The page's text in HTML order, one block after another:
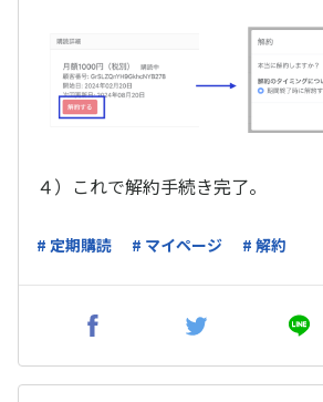
４）これで解約手続き完了。
# 定期購読 # マイページ # 解約